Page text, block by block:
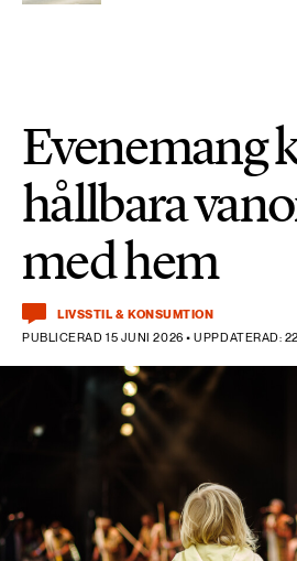
Evenemang
hållbara
med hem
LIVSSTIL & KONSUMTION
PUBLICERAD 15 JUNI 2026 • UPPDATERAD: